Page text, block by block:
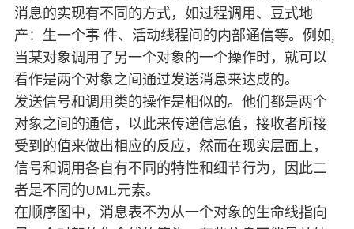
消息的实现有不同的方式，如过程调用、豆式地
产：生一个事 件、活动线程间的内部通信等。例如,
当某对象调用了另一个对象的一个操作时，就可以
看作是两个对象之间通过发送消息来达成的。
发送信号和调用类的操作是相似的。他们都是两个
对象之间的通信，以此来传递信息值，接收者所接
受到的值来做出相应的反应，然而在现实层面上，
信号和调用各自有不同的特性和细节行为，因此二
者是不同的UML元素。
在顺序图中，消息表不为从一个对象的生命线指向